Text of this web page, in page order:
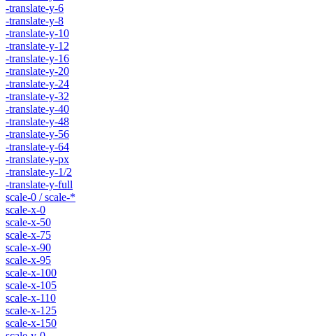
-translate-y-6
-translate-y-8
-translate-y-10
-translate-y-12
-translate-y-16
-translate-y-20
-translate-y-24
-translate-y-32
-translate-y-40
-translate-y-48
-translate-y-56
-translate-y-64
-translate-y-px
-translate-y-1/2
-translate-y-full
scale-0 / scale-*
scale-x-0
scale-x-50
scale-x-75
scale-x-90
scale-x-95
scale-x-100
scale-x-105
scale-x-110
scale-x-125
scale-x-150